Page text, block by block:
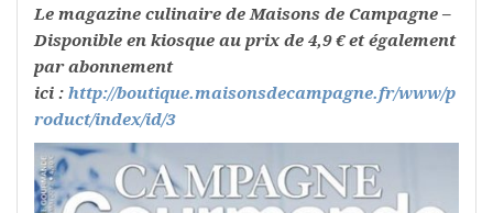
Le magazine culinaire de Maisons de Campagne –
Disponible en kiosque au prix de 4,9 € et également
par abonnement
ici : http://boutique.maisonsdecampagne.fr/www/p
roduct/index/id/3